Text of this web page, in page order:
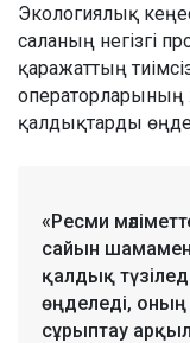
Экологиялық
саланың негізгі
қаражаттың
операторларының
қалдықтарды
«Ресми
сайын
қалдық
өңделеді, оның
сұрыптау